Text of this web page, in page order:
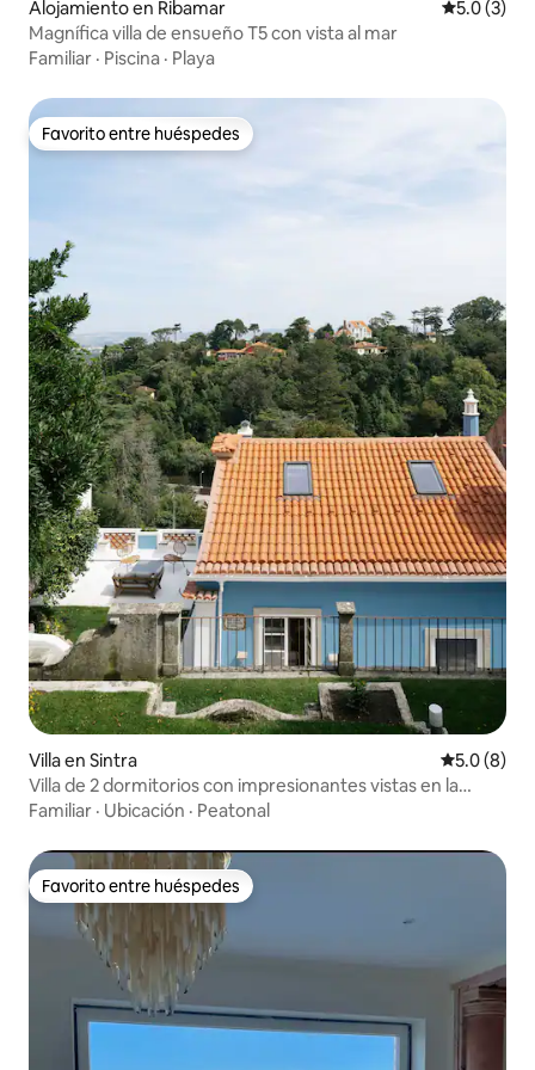
Alojamiento en Ribamar
5.0 (3)
Magnífica villa de ensueño T5 con vista al mar
Familiar · Piscina · Playa
Favorito entre huéspedes
Favorito entre huéspedes
Villa en Sintra
5.0 (8)
Villa de 2 dormitorios con impresionantes vistas en la
romántica Sintra
Familiar · Ubicación · Peatonal
Favorito entre huéspedes
Favorito entre huéspedes